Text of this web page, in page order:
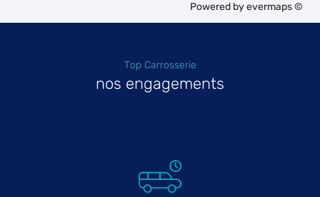
Powered byevermaps ©
Top Carrosserie
nos engagements